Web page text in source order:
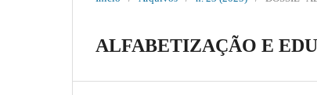
ALFABETIZAÇÃO E